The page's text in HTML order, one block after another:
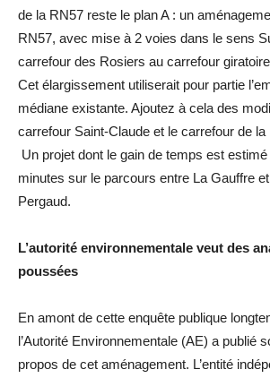
de la RN57 reste le plan A : un
RN57, avec mise à 2 voies dans le sens
carrefour des Rosiers au carrefour
Cet élargissement utiliserait pour partie
médiane existante. Ajoutez à cela des
carrefour Saint-Claude et le carrefour de la
Un projet dont le gain de temps est
minutes sur le parcours entre La Gauffre
Pergaud.
L’autorité environnementale veut des
poussées
En amont de cette enquête publique
l’Autorité Environnementale (AE) a publié
propos de cet aménagement. L’entité